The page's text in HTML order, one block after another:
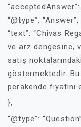
“@type”: “Answer”,
“text”: “Chivas
ve arz dengesine,
satış
göstermektedir.
perakende fiyatını
},
“@type”: